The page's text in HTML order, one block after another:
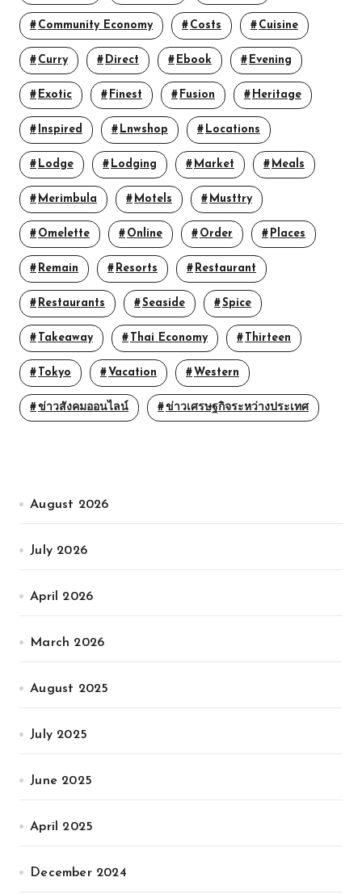
Community Economy Costs Cuisine
Curry Direct Ebook Evening
Exotic Finest Fusion Heritage
Inspired Lnwshop Locations
Lodge Lodging Market Meals
Merimbula Motels Musttry
Omelette Online Order Places
Remain Resorts Restaurant
Restaurants Seaside Spice
Takeaway Thai Economy Thirteen
Tokyo Vacation Western
ข่าวสังคมออนไลน์ ข่าวเศรษฐกิจระหว่างประเทศ
August 2026
July 2026
April 2026
March 2026
August 2025
July 2025
June 2025
April 2025
December 2024